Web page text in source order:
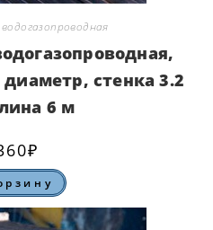
стенка 3.2
6 м
₽